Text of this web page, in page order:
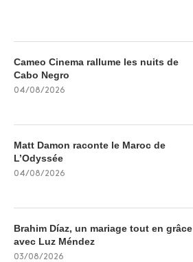
Cameo Cinema rallume les nuits de
Cabo Negro
04/08/2026
Matt Damon raconte le Maroc de
L’Odyssée
04/08/2026
Brahim Díaz, un mariage tout en grâce
avec Luz Méndez
03/08/2026